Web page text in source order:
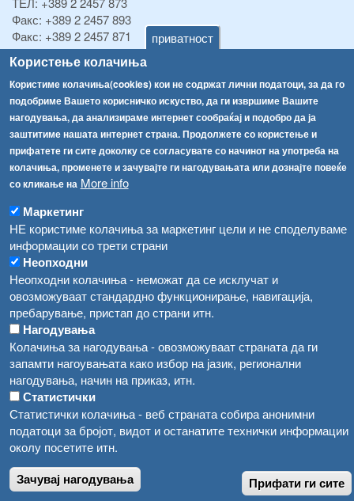
приватност
Користење колачиња
Користиме колачиња(cookies) кои не содржат лични податоци, за да го
подобриме Вашето корисничко искуство, да ги извршиме Вашите
нагодувања, да анализираме интернет сообраќај и подобро да ја
заштитиме нашата интернет страна. Продолжете со користење и
прифатете ги сите доколку се согласувате со начинот на употреба на
колачиња, променете и зачувајте ги нагодувањата или дознајте повеќе
со кликање на More info
Маркетинг
НЕ користиме колачиња за маркетинг цели и не споделуваме
информации со трети страни
Неопходни
Неопходни колачиња - неможат да се исклучат и
овозможуваат стандардно функционирање, навигација,
пребарување, пристап до страни итн.
Нагодувања
Колачиња за нагодувања - овозможуваат страната да ги
запамти нагоувањата како избор на јазик, регионални
нагодувања, начин на приказ, итн.
Статистички
Статистички колачиња - веб страната собира анонимни
податоци за бројот, видот и останатите технички информации
околу посетите итн.
Зачувај нагодувања Прифати ги сите
Факс: +389 2 2457 893
Факс: +389 2 2457 871
info@fva.gov.mk
[АХВ-претходна страна]
Соопштенија
Република Бугарија ги засили официјалните контроли при увоз на свежо овошје и зеленчук
Високите температури ризик од труење со храна, опасни се и за животните
Водата во Гостивар може да се користи како техничка, продолжува испораката на флаширана вода
Во Гостивар спроведени 70 вонредни контроли
Забраната за водата во Гостивар останува на сила, операторите да користат само технички безбедна вода
Навигација
Архива
Регистри
Обрасци
Огласи